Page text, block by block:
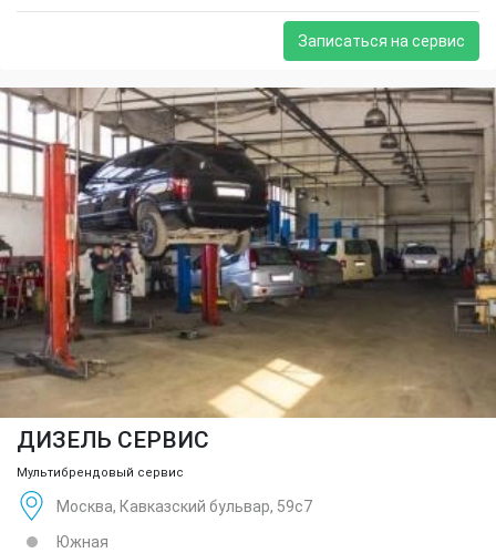
Записаться на сервис
ДИЗЕЛЬ СЕРВИС
Мультибрендовый сервис
Москва, Кавказский бульвар, 59с7
Южная